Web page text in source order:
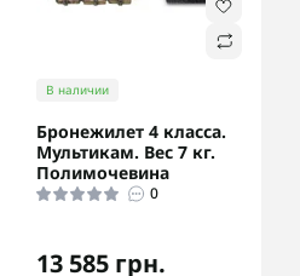
В наличии
Бронежилет 4 класса.
Мультикам. Вес 7 кг.
Полимочевина
0
13 585 грн.